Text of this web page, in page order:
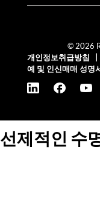
© 2026
개인정보취급방침
예 및 인신매매 성명
선제적인 수